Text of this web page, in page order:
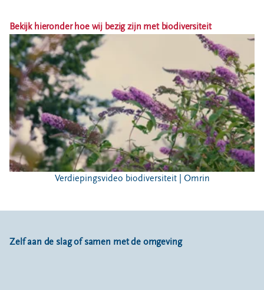
Werken bij
Voor gemeenten
Voor leveranciers en bezoekers
Bekijk hieronder hoe wij bezig zijn met biodiversiteit
Verdiepingsvideo biodiversiteit | Omrin
Zelf aan de slag of samen met de omgeving